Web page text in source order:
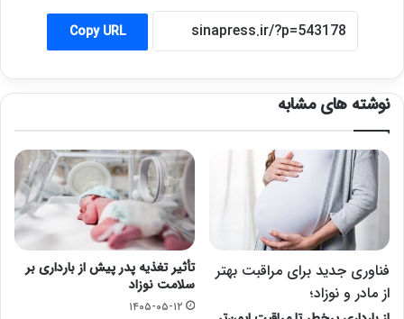
Copy URL
نوشته های مشابه
فناوری جدید برای مراقبت بهتر
از مادر و نوزاد؛
تأثیر تغذیه پدر پیش از بارداری بر
سلامت نوزاد
۱۴۰۵-۰۵-۱۲